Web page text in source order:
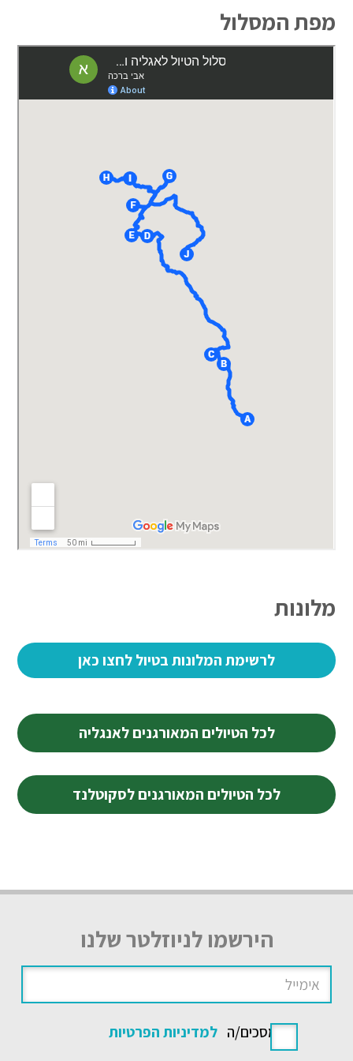
מפת המסלול
מלונות
לרשימת המלונות בטיול לחצו כאן
לכל הטיולים המאורגנים לאנגליה
לכל הטיולים המאורגנים לסקוטלנד
הירשמו לניוזלטר שלנו
אני מסכים/ה למדיניות הפרטיות